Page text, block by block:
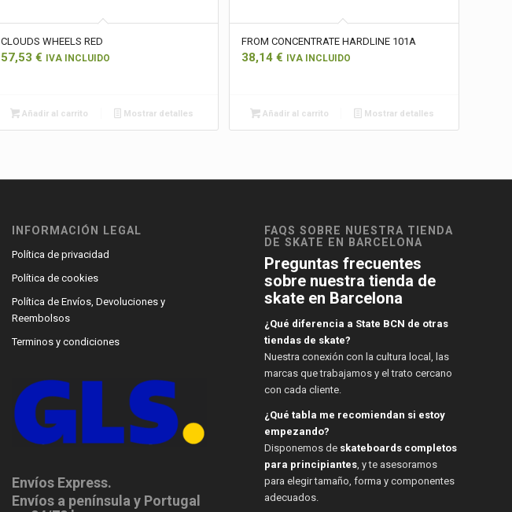
CLOUDS WHEELS RED
57,53€ IVA INCLUIDO
Añadir al carrito Mostrar detalles
FROM CONCENTRATE HARDLINE 101A
38,14 € IVA INCLUIDO
Añadir al carrito Mostrar detalles
INFORMACIÓN LEGAL
Política de privacidad
Política de cookies
Política de Envíos, Devoluciones y
Reembolsos
Terminos y condiciones
Envíos Express.
Envíos a península y Portugal
FAQS SOBRE NUESTRA TIENDA
DE SKATE EN BARCELONA
Preguntas frecuentes
sobre nuestra tienda de
skate en Barcelona
¿Qué diferencia a State BCN de otras
tiendas de skate?
Nuestra conexión con la cultura local, las
marcas que trabajamos y el trato cercano
con cada cliente.
¿Qué tabla me recomiendan si estoy
empezando?
Disponemos de skateboards completos
para principiantes, y te asesoramos
para elegir tamaño, forma y componentes
adecuados.